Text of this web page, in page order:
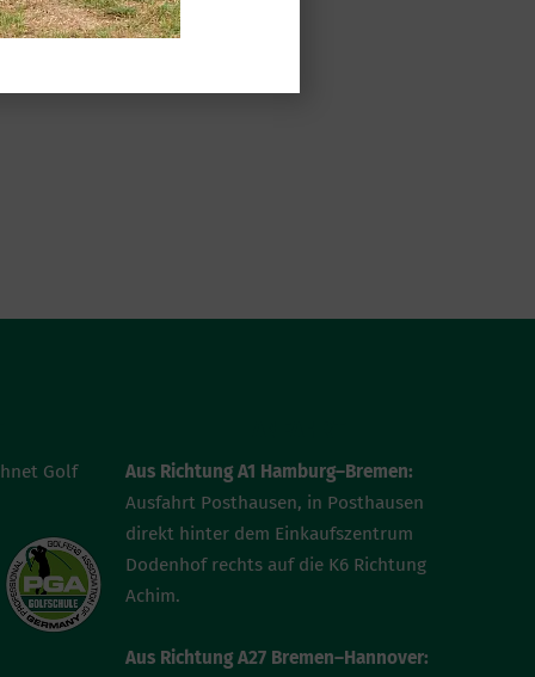
Golf
Aus Richtung A1 Hamburg–Bremen:
Ausfahrt Posthausen, in Posthausen
direkt hinter dem Einkaufszentrum
Dodenhof rechts auf die K6 Richtung
Achim.
Aus Richtung A27 Bremen–Hannover: